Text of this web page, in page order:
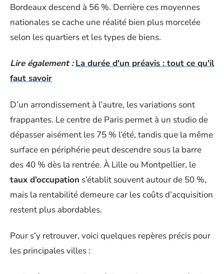
Bordeaux descend à 56 %. Derrière ces moyennes
nationales se cache une réalité bien plus morcelée
selon les quartiers et les types de biens.
Lire également : La durée d'un préavis : tout ce qu'il
faut savoir
D’un arrondissement à l’autre, les variations sont
frappantes. Le centre de Paris permet à un studio de
dépasser aisément les 75 % l’été, tandis que la même
surface en périphérie peut descendre sous la barre
des 40 % dès la rentrée. À Lille ou Montpellier, le
taux d’occupation s’établit souvent autour de 50 %,
mais la rentabilité demeure car les coûts d’acquisition
restent plus abordables.
Pour s’y retrouver, voici quelques repères précis pour
les principales villes :